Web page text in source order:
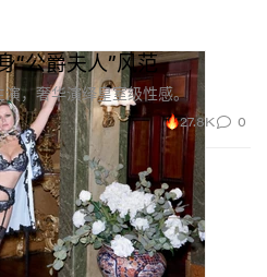
“公爵夫人”风范
，奢华演绎皇室级性感。
27.8K 0